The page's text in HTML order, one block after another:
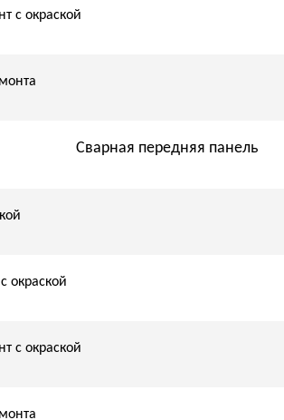
с окраской
Сварная передняя панель
окраской
с окраской